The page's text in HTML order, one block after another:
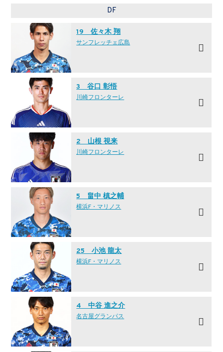
DF
19 佐々木 翔
サンフレッチェ広島
3 谷口 彰悟
川崎フロンターレ
2 山根 視来
川崎フロンターレ
5 畠中 槙之輔
横浜F・マリノス
25 小池 龍太
横浜F・マリノス
4 中谷 進之介
名古屋グランパス